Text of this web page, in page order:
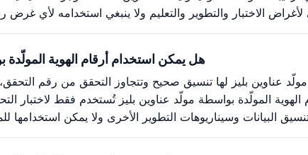
هل يمكن استخدام أرقام الهوية المولّدة
عناوين بليز لها تنسيق صحيح وتتجاوز التحقق من رقم التحقق،
الهوية المولّدة بواسطة مولّد عناوين بليز تُستخدم فقط لاختبار